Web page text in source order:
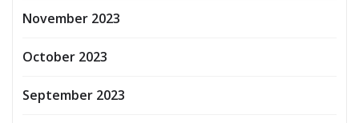
November 2023
October 2023
September 2023